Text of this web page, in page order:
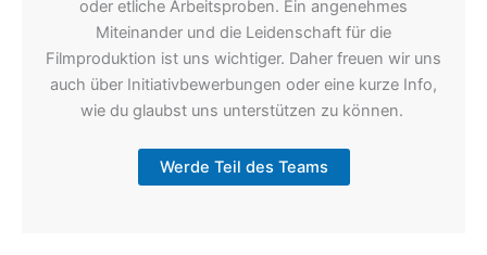
oder etliche Arbeitsproben. Ein angenehmes
Miteinander und die Leidenschaft für die
Filmproduktion ist uns wichtiger. Daher freuen wir uns
auch über Initiativbewerbungen oder eine kurze Info,
wie du glaubst uns unterstützen zu können.
Werde Teil des Teams